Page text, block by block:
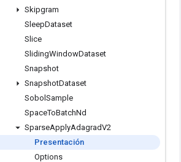
Skipgram
SleepDataset
Slice
SlidingWindowDataset
Snapshot
SnapshotDataset
Sobol Sample
SpaceToBatchNd
SparseApplyAdagradV2
Presentación
Options